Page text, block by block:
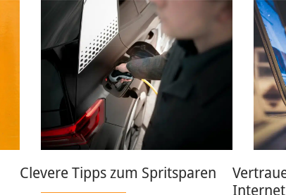
Clevere Tipps zum Spritsparen